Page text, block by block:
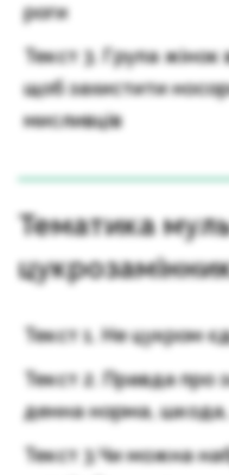
роги
Текст 3. Група
щоб захистити
мисливців
Тематика
Текст 1. Не цукром
Текст 2. Правда про
денна норма,
Текст 3.Чи можна